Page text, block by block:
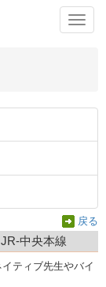
戻る
中央本線
ティブ先生やバイ